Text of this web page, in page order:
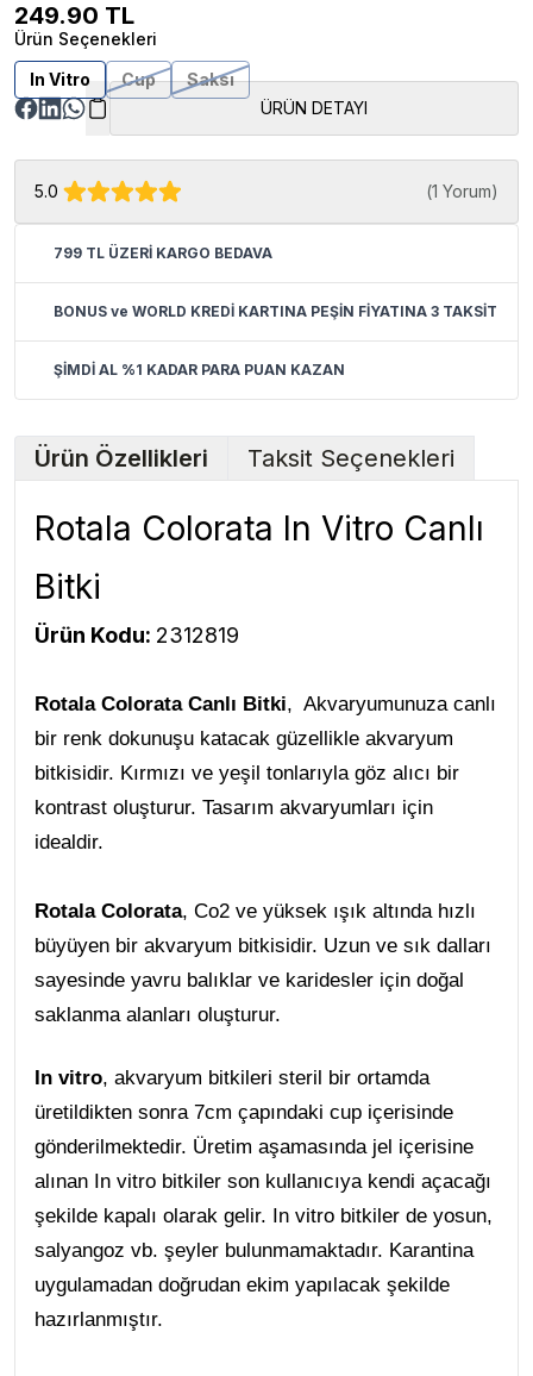
249.90 TL
Ürün Seçenekleri
In Vitro
Cup
Saksı
ÜRÜN DETAYI
5.0 (1 Yorum)
799 TL ÜZERİ KARGO BEDAVA
BONUS ve WORLD KREDİ KARTINA PEŞİN FİYATINA 3 TAKSİT
ŞİMDİ AL %1 KADAR PARA PUAN KAZAN
Ürün Özellikleri Taksit Seçenekleri
Rotala Colorata In Vitro Canlı
Bitki
Ürün Kodu: 2312819
Rotala Colorata Canlı Bitki, Akvaryumunuza canlı
bir renk dokunuşu katacak güzellikle akvaryum
bitkisidir. Kırmızı ve yeşil tonlarıyla göz alıcı bir
kontrast oluşturur. Tasarım akvaryumları için
idealdir.
Rotala Colorata, Co2 ve yüksek ışık altında hızlı
büyüyen bir akvaryum bitkisidir. Uzun ve sık dalları
sayesinde yavru balıklar ve karidesler için doğal
saklanma alanları oluşturur.
In vitro, akvaryum bitkileri steril bir ortamda
üretildikten sonra 7cm çapındaki cup içerisinde
gönderilmektedir. Üretim aşamasında jel içerisine
alınan In vitro bitkiler son kullanıcıya kendi açacağı
şekilde kapalı olarak gelir. In vitro bitkiler de yosun,
salyangoz vb. şeyler bulunmamaktadır. Karantina
uygulamadan doğrudan ekim yapılacak şekilde
hazırlanmıştır.